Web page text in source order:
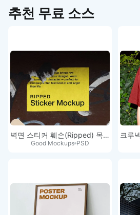
추천 무료 소스
벽면 스티커 훼손(Ripped) 목업
Good Mockups PSD